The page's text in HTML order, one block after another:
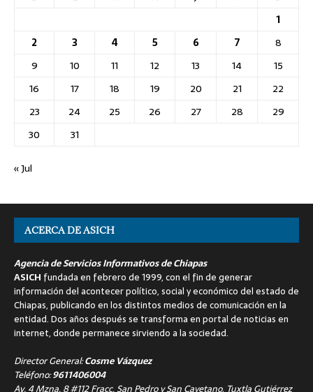
1
2
3 4 5 6 7
8
9
10 11 12 13 14
15
16
17 18 19 20 21
22
23
24 25 26 27 28
29
30
31
« Jul
ACERCA DE ASICH
Agencia de Servicios Informativos de Chiapas
ASICH fundada en febrero de 1999, con el fin de generar
información del acontecer político, social y económico del estado de
Chiapas, publicando en los distintos medios de comunicación en la
entidad. Dos años después se transforma en portal de noticias en
internet, donde permanece sirviendo a la sociedad.
Director General:Cosme Vázquez
Teléfono:9611406004
Av. 4 Mzna. 8 #112 Fracc. San Pedro y San Cayetano, Tuxtla Gutiérrez